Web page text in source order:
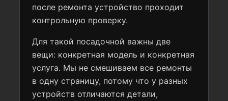
после ремонта устройство проходит
контрольную проверку.
Для такой посадочной важны две
вещи: конкретная модель и конкретная
услуга. Мы не смешиваем все ремонты
в одну страницу, потому что у разных
устройств отличаются детали,